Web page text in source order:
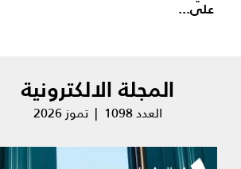
على...
المجلة الالكترونية
العدد 1098 | تموز 2026